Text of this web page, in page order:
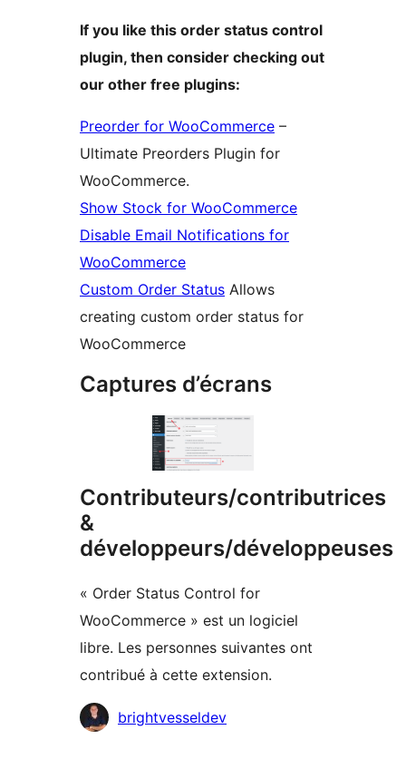
If you like this order status control
plugin, then consider checking out
our other free plugins:
Preorder for WooCommerce –
Ultimate Preorders Plugin for
WooCommerce.
Show Stock for WooCommerce
Disable Email Notifications for
WooCommerce
Custom Order Status Allows
creating custom order status for
WooCommerce
Captures d’écrans
Contributeurs/contributrices
&
développeurs/développeuses
« Order Status Control for
WooCommerce » est un logiciel
libre. Les personnes suivantes ont
contribué à cette extension.
Contributeurs
brightvesseldev